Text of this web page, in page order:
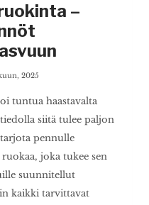
–
2025
tuntua haastavalta
siitä tulee paljon
pennulle
joka tukee sen
suunnitellut
kaikki tarvittavat